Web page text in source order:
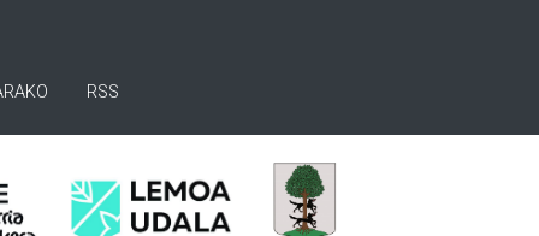
RSS